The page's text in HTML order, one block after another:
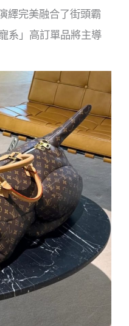
繹完美融合了街頭霸
系」高訂單品將主導